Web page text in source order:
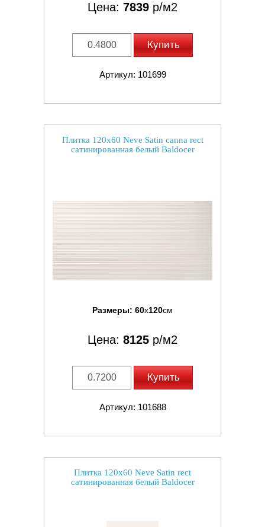
Цена: 7839 р/м2
Купить
Артикул: 101699
Плитка 120x60 Neve Satin canna rect
сатинированная белый Baldocer
Размеры: 60x120см
Цена: 8125 р/м2
Купить
Артикул: 101688
Плитка 120x60 Neve Satin rect
сатинированная белый Baldocer